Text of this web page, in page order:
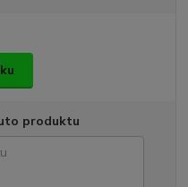
produktu